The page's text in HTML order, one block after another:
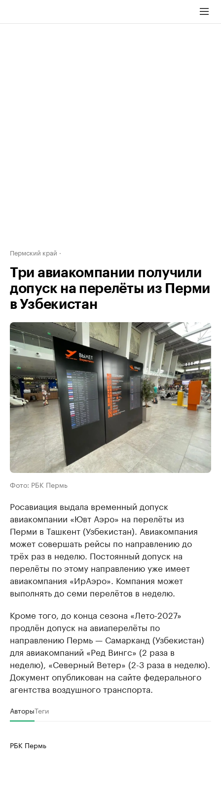
Пермский край
Три авиакомпании получили
допуск на перелёты из Перми
в Узбекистан
Фото: РБК Пермь
Росавиация выдала временный допуск
авиакомпании «Ювт Аэро» на перелёты из
Перми в Ташкент (Узбекистан). Авиакомпания
может совершать рейсы по направлению до
трёх раз в неделю. Постоянный допуск на
перелёты по этому направлению уже имеет
авиакомпания «ИрАэро». Компания может
выполнять до семи перелётов в неделю.
Кроме того, до конца сезона «Лето-2027»
продлён допуск на авиаперелёты по
направлению Пермь — Самарканд (Узбекистан)
для авиакомпаний «Ред Вингс» (2 раза в
неделю), «Северный Ветер» (2-3 раза в неделю).
Документ опубликован на сайте федерального
агентства воздушного транспорта.
АвторыТеги
РБК Пермь